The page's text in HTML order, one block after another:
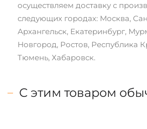
осуществляем доставку с
следующих городах: Москва,
Архангельск, Екатеринбург,
Новгород, Ростов, Республика
Тюмень, Хабаровск.
С этим товаром